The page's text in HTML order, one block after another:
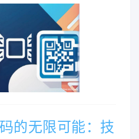
的无限可能：技